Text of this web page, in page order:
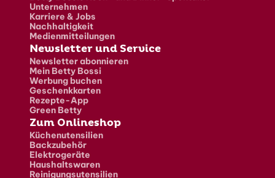
Unternehmen
Karriere & Jobs
Nachhaltigkeit
Medienmitteilungen
Newsletter und Service
Newsletter abonnieren
Mein Betty Bossi
Werbung buchen
Geschenkkarten
Rezepte-App
Green Betty
Zum Onlineshop
Küchenutensilien
Backzubehör
Elektrogeräte
Haushaltswaren
Reinigungsutensilien